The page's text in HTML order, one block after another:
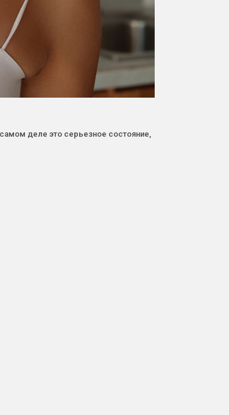
деле это серьезное состояние,